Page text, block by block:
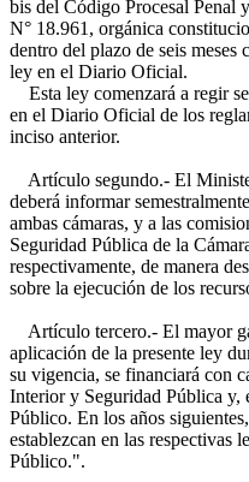
bis del Código Procesal Penal
N° 18.961, orgánica
dentro del plazo de seis meses
ley en el Diario Oficial.
Esta ley comenzará a regir
en el Diario Oficial de los
inciso anterior.
Artículo segundo.- El
deberá informar
ambas cámaras, y a las
Seguridad Pública de la
respectivamente, de manera
sobre la ejecución de los
Artículo tercero.- El mayor
aplicación de la presente ley
su vigencia, se financiará con
Interior y Seguridad Pública y,
Público. En los años
establezcan en las respectivas
Público.".